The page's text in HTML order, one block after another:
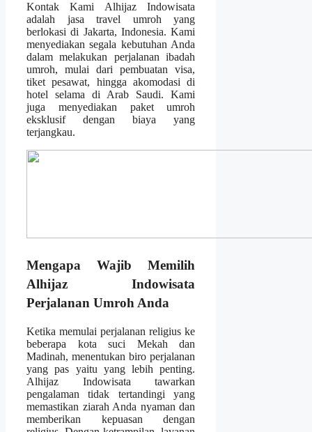
Kontak Kami Alhijaz Indowisata
adalah jasa travel umroh yang
berlokasi di Jakarta, Indonesia. Kami
menyediakan segala kebutuhan Anda
dalam melakukan perjalanan ibadah
umroh, mulai dari pembuatan visa,
tiket pesawat, hingga akomodasi di
hotel selama di Arab Saudi. Kami
juga menyediakan paket umroh
eksklusif dengan biaya yang
terjangkau.
Mengapa Wajib Memilih
Alhijaz Indowisata
Perjalanan Umroh Anda
Ketika memulai perjalanan religius ke
beberapa kota suci Mekah dan
Madinah, menentukan biro perjalanan
yang pas yaitu yang lebih penting.
Alhijaz Indowisata tawarkan
pengalaman tidak tertandingi yang
memastikan ziarah Anda nyaman dan
memberikan kepuasan dengan